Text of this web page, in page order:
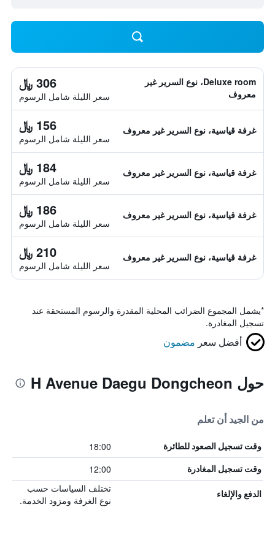
Deluxe room، نوع السرير غير
معروف
306 ﷼
سعر الليلة شامل الرسوم
غرفة قياسية، نوع السرير غير معروف 156 ﷼
سعر الليلة شامل الرسوم
غرفة قياسية، نوع السرير غير معروف 184 ﷼
سعر الليلة شامل الرسوم
غرفة قياسية، نوع السرير غير معروف 186 ﷼
سعر الليلة شامل الرسوم
غرفة قياسية، نوع السرير غير معروف 210 ﷼
سعر الليلة شامل الرسوم
*يشمل المجموع الضرائب المحلية المقدرة والرسوم المستحقة عند
تسجيل المغادرة.
أفضل سعر مضمون
حول H Avenue Daegu Dongcheon
من الجيد أن تعلم
وقت تسجيل الصعود للطائرة 18:00
وقت تسجيل المغادرة 12:00
الدفع والإلغاء
تختلف السياسات حسب
نوع الغرفة ومزود الخدمة.